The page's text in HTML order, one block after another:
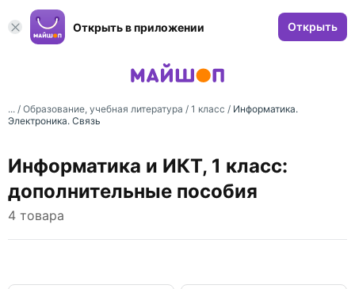
Открыть в приложении Открыть
... / Образование, учебная литература / 1 класс / Информатика.
Электроника. Связь
Информатика и ИКТ, 1 класс:
дополнительные пособия
4 товара